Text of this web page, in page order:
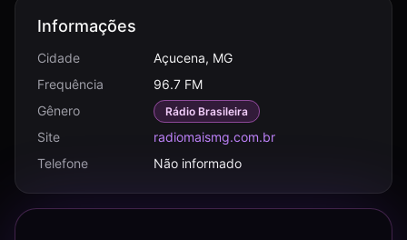
Informações
Cidade
Açucena, MG
Frequência
96.7 FM
Gênero
Rádio Brasileira
Site
radiomaismg.com.br
Telefone
Não informado